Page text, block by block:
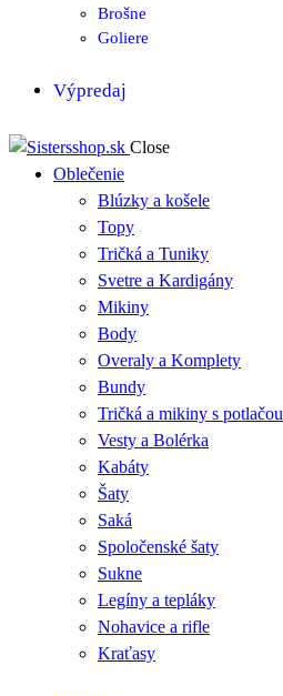
Brošne
Goliere
Výpredaj
Close
Oblečenie
Blúzky a košele
Topy
Tričká a Tuniky
Svetre a Kardigány
Mikiny
Body
Overaly a Komplety
Bundy
Tričká a mikiny s potlačou
Vesty a Bolérka
Kabáty
Šaty
Saká
Spoločenské šaty
Sukne
Legíny a tepláky
Nohavice a rifle
Kraťasy